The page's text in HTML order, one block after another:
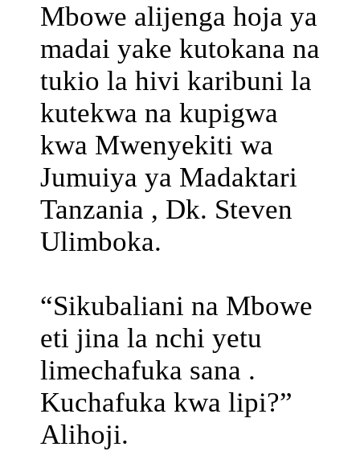
Mbowe alijenga hoja ya
madai yake kutokana na
tukio la hivi karibuni la
kutekwa na kupigwa
kwa Mwenyekiti wa
Jumuiya ya Madaktari
Tanzania , Dk. Steven
Ulimboka.
“Sikubaliani na Mbowe
eti jina la nchi yetu
limechafuka sana .
Kuchafuka kwa lipi?”
Alihoji.